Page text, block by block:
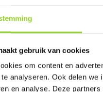
gebruik van cookies
om content en
analyseren. Ook delen
en analyse. Deze
Vuurwerk